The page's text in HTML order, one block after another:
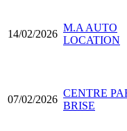
14/02/2026
M.A AUTO
LOCATION
07/02/2026
CENTRE
BRISE